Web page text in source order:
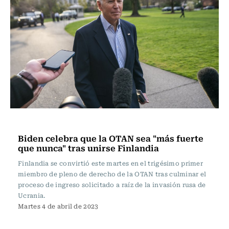
Biden celebra que la OTAN sea "más fuerte
que nunca" tras unirse Finlandia
Finlandia se convirtió este martes en el trigésimo primer
miembro de pleno de derecho de la OTAN tras culminar el
proceso de ingreso solicitado a raíz de la invasión rusa de
Ucrania.
Martes 4 de abril de 2023